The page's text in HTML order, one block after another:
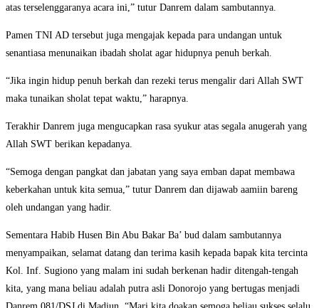
atas terselenggaranya acara ini,” tutur Danrem dalam sambutannya.
Pamen TNI AD tersebut juga mengajak kepada para undangan untuk
senantiasa menunaikan ibadah sholat agar hidupnya penuh berkah.
“Jika ingin hidup penuh berkah dan rezeki terus mengalir dari Allah SWT
maka tunaikan sholat tepat waktu,” harapnya.
Terakhir Danrem juga mengucapkan rasa syukur atas segala anugerah yang
Allah SWT berikan kepadanya.
“Semoga dengan pangkat dan jabatan yang saya emban dapat membawa
keberkahan untuk kita semua,” tutur Danrem dan dijawab aamiin bareng
oleh undangan yang hadir.
Sementara Habib Husen Bin Abu Bakar Ba’ bud dalam sambutannya
menyampaikan, selamat datang dan terima kasih kepada bapak kita tercinta
Kol. Inf. Sugiono yang malam ini sudah berkenan hadir ditengah-tengah
kita, yang mana beliau adalah putra asli Donorojo yang bertugas menjadi